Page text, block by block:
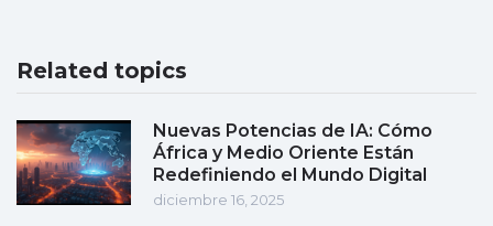
Related topics
Nuevas Potencias de IA: Cómo
África y Medio Oriente Están
Redefiniendo el Mundo Digital
diciembre 16, 2025